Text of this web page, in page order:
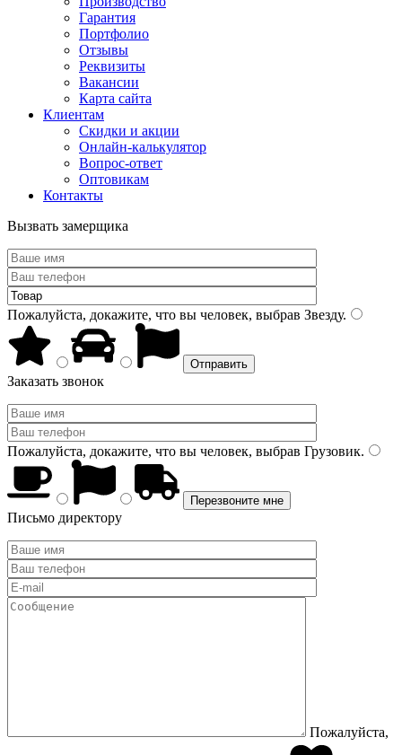
Гарантия
Портфолио
Отзывы
Реквизиты
Вакансии
Карта сайта
Клиентам
Скидки и акции
Онлайн-калькулятор
Вопрос-ответ
Оптовикам
Контакты
Вызвать замерщика
Пожалуйста, докажите, что вы человек, выбрав Звезду.
Заказать звонок
Пожалуйста, докажите, что вы человек, выбрав Грузовик.
Письмо директору
Пожалуйста,